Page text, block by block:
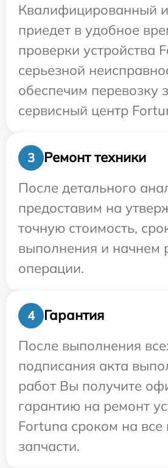
Квалифицированный
приедет в удобное
проверки устройства
серьезной
обеспечим перевозку
сервисный центр
3
Ремонт техники
После детального
предоставим на
точную стоимость,
выполнения и начнем
операции.
4
Гарантия
После выполнения
подписания акта
работ Вы получите
гарантию на ремонт
Fortuna сроком на
запчасти.